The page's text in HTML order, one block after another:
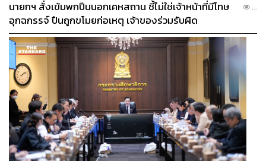
นายกฯ สั่งเข้มพกปืนนอกเคหสถาน ชี้ไม่ใช่เจ้าหน้าที่มีโทษ
อุกฉกรรจ์ ปืนถูกขโมยก่อเหตุ เจ้าของร่วมรับผิด
...